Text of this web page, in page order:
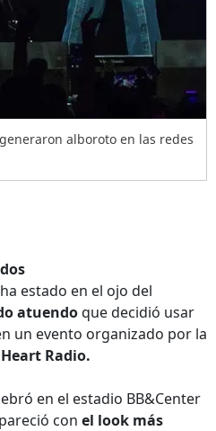
alboroto en las redes
ha estado en el ojo del
atuendoque decidió usar
un evento organizado por la
Radio.
en el estadio BB&Center
con el look más